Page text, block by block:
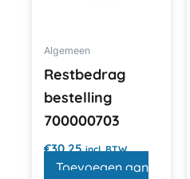
Algemeen
Restbedrag
bestelling
700000703
€30,25 incl. BTW
Toevoegen aan